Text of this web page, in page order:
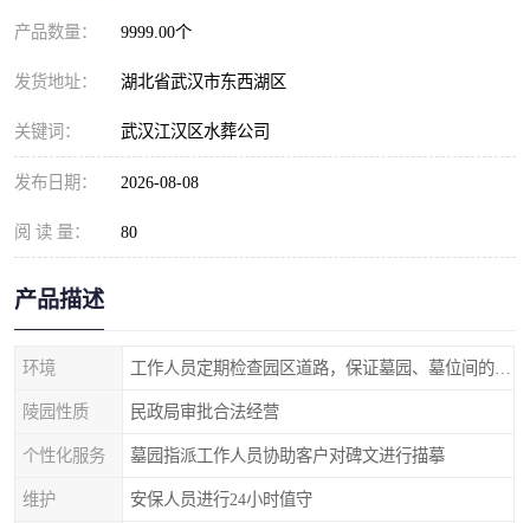
产品数量： 9999.00个
发货地址： 湖北省武汉市东西湖区
关键词： 武汉江汉区水葬公司
发布日期： 2026-08-08
阅 读 量： 80
产品描述
环境
陵园性质 民政局审批合法经营
个性化服务 墓园指派工作人员协助客户对碑文进行描摹
维护 安保人员进行24小时值守